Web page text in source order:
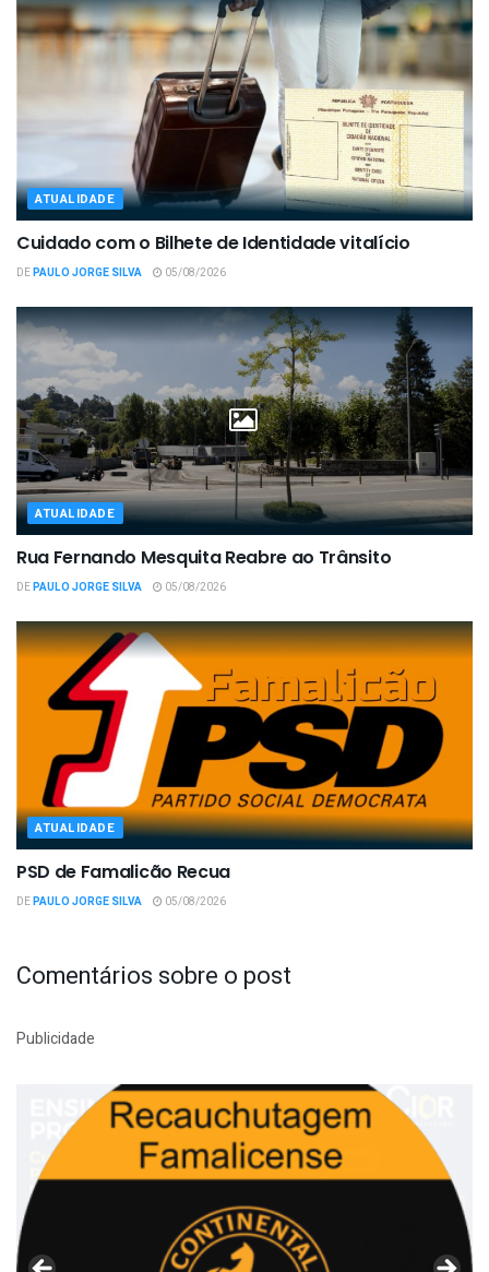
ATUALIDADE
Cuidado com o Bilhete de Identidade vitalício
DEPAULO JORGE SILVA 05/08/2026
ATUALIDADE
Rua Fernando Mesquita Reabre ao Trânsito
DEPAULO JORGE SILVA 05/08/2026
ATUALIDADE
PSD de Famalicão Recua
DEPAULO JORGE SILVA 05/08/2026
Comentários sobre o post
Publicidade